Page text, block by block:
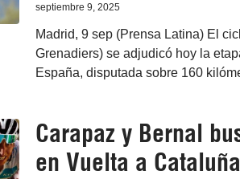
septiembre 9, 2025
Madrid, 9 sep (Prensa Latina) El
Grenadiers) se adjudicó hoy la
España, disputada sobre 160
Carapaz y Bernal
en Vuelta a Cataluña